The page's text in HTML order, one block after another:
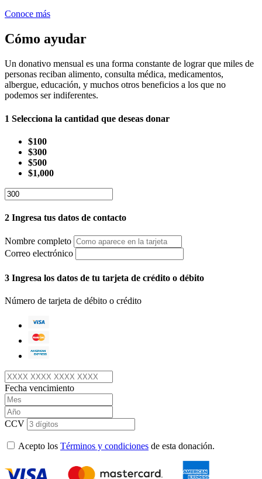
Conoce más
Cómo ayudar
Un donativo mensual es una forma constante de lograr que miles de
personas reciban alimento, consulta médica, medicamentos,
albergue, educación, y muchos otros beneficios a los que no
podemos ser indiferentes.
1 Selecciona la cantidad que deseas donar
$100
$300
$500
$1,000
2 Ingresa tus datos de contacto
Nombre completo
Correo electrónico
3 Ingresa los datos de tu tarjeta de crédito o débito
Número de tarjeta de débito o crédito
Fecha vencimiento
CCV
Acepto los Términos y condiciones de esta donación.